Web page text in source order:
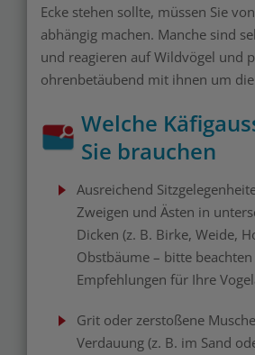
Ecke stehen sollte, müssen Sie
abhängig machen. Manche sind
und reagieren auf Wildvögel und
ohrenbetäubend mit ihnen um
Welche
Sie brauchen
Ausreichend
Zweigen und Ästen in
Dicken (z. B. Birke, Weide,
Obstbäume – bitte
Empfehlungen für Ihre
Grit oder zerstoßene
Verdauung (z. B. im Sand